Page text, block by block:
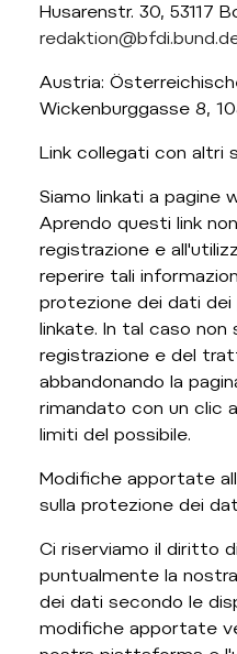
Husarenstr. 30, 53117
Austria:
Wickenburggasse 8,
Link collegati con altri
Siamo linkati a pagine
Aprendo questi link
registrazione e
reperire tali
protezione dei dati
linkate. In tal caso non
registrazione e del
abbandonando la
rimandato con un clic
limiti del possibile.
Modifiche apportate
sulla protezione dei
Ci riserviamo il diritto
puntualmente la
dei dati secondo le
modifiche apportate